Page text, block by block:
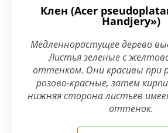
Клен (Acer
Handjery»)
Медленнорастущее дерево
Листья зеленые с
оттенком. Они красивы при
розово-красные, затем
нижняя сторона листьев
оттенок.